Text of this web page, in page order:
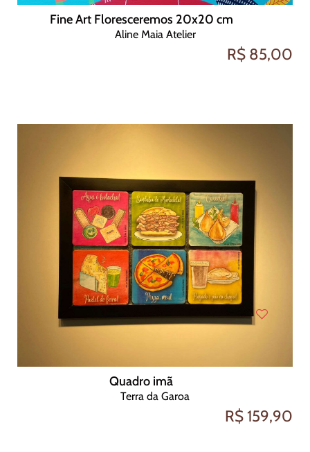
Fine Art Floresceremos 20x20 cm
Aline Maia Atelier
R$ 85,00
Quadro imã
Terra da Garoa
R$ 159,90